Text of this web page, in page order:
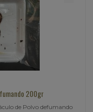
200gr
de Polvo defumando